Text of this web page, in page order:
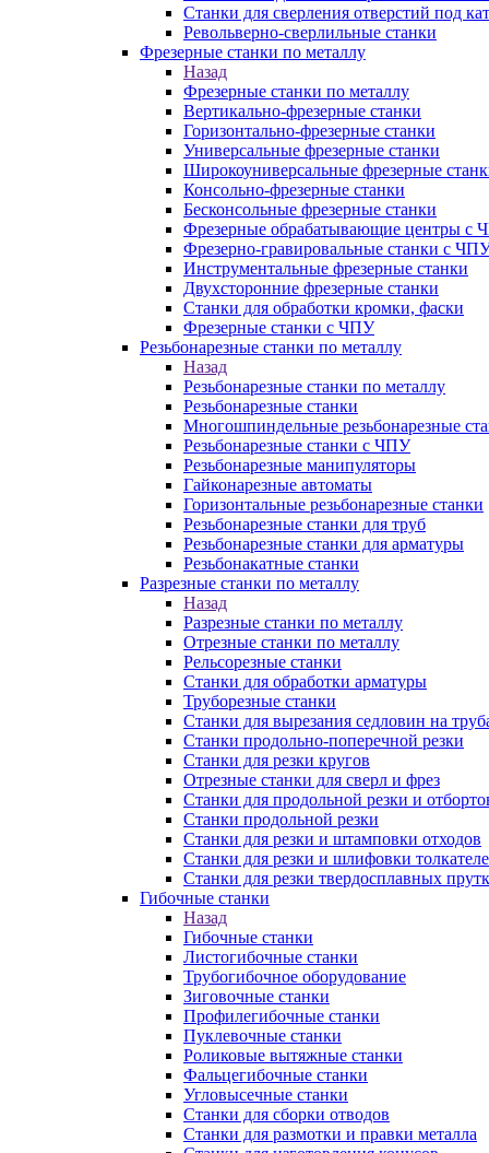
Станки для сверления отверстий под
Револьверно-сверлильные станки
Фрезерные станки по металлу
Назад
Фрезерные станки по металлу
Вертикально-фрезерные станки
Горизонтально-фрезерные станки
Универсальные фрезерные станки
Широкоуниверсальные фрезерные
Консольно-фрезерные станки
Бесконсольные фрезерные станки
Фрезерные обрабатывающие центры с
Фрезерно-гравировальные станки с
Инструментальные фрезерные станки
Двухсторонние фрезерные станки
Станки для обработки кромки, фаски
Фрезерные станки с ЧПУ
Резьбонарезные станки по металлу
Назад
Резьбонарезные станки по металлу
Резьбонарезные станки
Многошпиндельные резьбонарезные
Резьбонарезные станки с ЧПУ
Резьбонарезные манипуляторы
Гайконарезные автоматы
Горизонтальные резьбонарезные станки
Резьбонарезные станки для труб
Резьбонарезные станки для арматуры
Резьбонакатные станки
Разрезные станки по металлу
Назад
Разрезные станки по металлу
Отрезные станки по металлу
Рельсорезные станки
Станки для обработки арматуры
Труборезные станки
Станки для вырезания седловин на
Станки продольно-поперечной резки
Станки для резки кругов
Отрезные станки для сверл и фрез
Станки для продольной резки и
Станки продольной резки
Станки для резки и штамповки отходов
Станки для резки и шлифовки
Станки для резки твердосплавных
Гибочные станки
Назад
Гибочные станки
Листогибочные станки
Трубогибочное оборудование
Зиговочные станки
Профилегибочные станки
Пуклевочные станки
Роликовые вытяжные станки
Фальцегибочные станки
Угловысечные станки
Станки для сборки отводов
Станки для размотки и правки металла